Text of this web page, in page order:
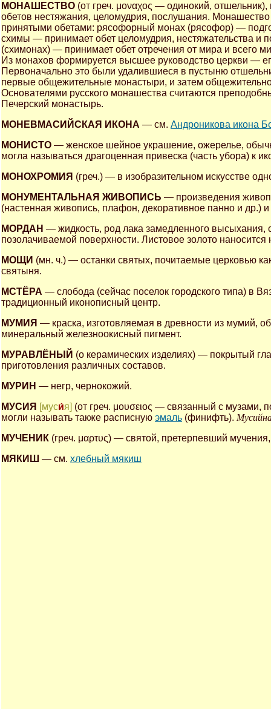
МОНАШЕСТВО (от греч. μοναχος — одинокий,
обетов нестяжания, целомудрия, послушания. Монашество
принятыми обетами: рясофорный монах (рясофор) —
схимы — принимает обет целомудрия, нестяжательства и
(схимонах) — принимает обет отречения от мира и всего
Из монахов формируется высшее руководство церкви —
Первоначально это были удалившиеся в пустыню
первые общежительные монастыри, и затем
Основателями русского монашества считаются
Печерский монастырь.
МОНЕВМАСИЙСКАЯ ИКОНА — см. Андроникова икона
МОНИСТО — женское шейное украшение, ожерелье,
могла называться драгоценная привеска (часть убора) к
МОНОХРОМИЯ (греч.) — в изобразительном искусстве
МОНУМЕНТАЛЬНАЯ ЖИВОПИСЬ — произведения
(настенная живопись, плафон, декоративное панно и др.)
МОРДАН — жидкость, род лака замедленного высыхания,
позолачиваемой поверхности. Листовое золото
МОЩИ (мн. ч.) — останки святых, почитаемые церковью
святыня.
МСТЁРА — слобода (сейчас поселок городского типа) в
традиционный иконописный центр.
МУМИЯ — краска, изготовляемая в древности из мумий,
минеральный железноокисный пигмент.
МУРАВЛЁНЫЙ (о керамических изделиях) — покрытый
приготовления различных составов.
МУРИН — негр, чернокожий.
МУСИЯ [муси́я] (от греч. μουσειος — связанный с
могли называть также расписную эмаль (финифть).
МУЧЕНИК (греч. μαρτυς) — святой, претерпевший
МЯКИШ — см. хлебный мякиш